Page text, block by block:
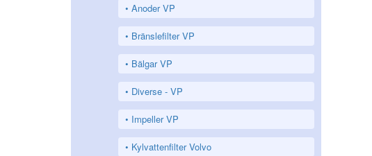
Anoder VP
Bränslefilter VP
Bälgar VP
Diverse - VP
Impeller VP
Kylvattenfilter Volvo